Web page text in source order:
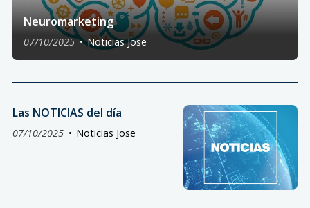
Neuromarketing
07/10/2025 Noticias Jose
Las NOTICIAS del día
07/10/2025 Noticias Jose